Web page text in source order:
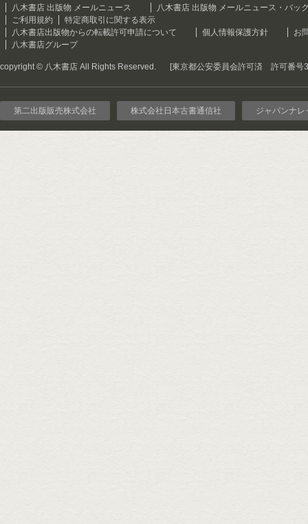
八木書店 出版物 メールニュース
八木書店 出版物 メールニュース・バッ
ご利用規約
特定商取引に関する表示
八木書店出版物からの転載許可申請について
個人情報保護方針
お
八木書店グループ
copyright © 八木書店 All Rights Reserved. [東京都公安委員会許可済 許可番号
第二出版販売株式会社 株式会社日本古書通信社 ジャパンナレ